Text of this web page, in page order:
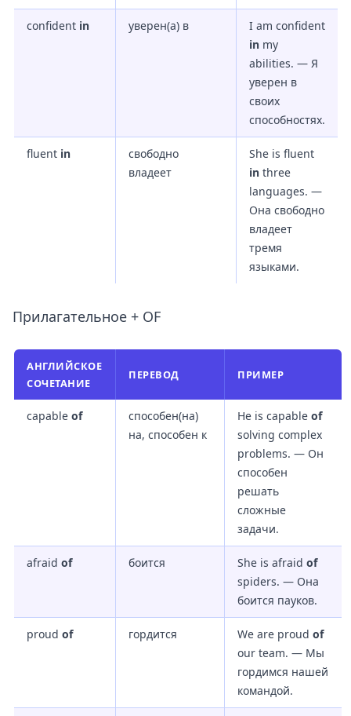
confident in уверен(а) в
I am confident
in my
abilities. — Я
уверен в
своих
способностях.
fluent in
свободно
владеет
She is fluent
in three
languages. —
Она свободно
владеет
тремя
языками.
Прилагательное + OF
АНГЛИЙСКОЕ
СОЧЕТАНИЕ
ПЕРЕВОД ПРИМЕР
capable of
способен(на)
на, способен к
He is capable of
solving complex
problems. — Он
способен
решать
сложные
задачи.
afraid of боится She is afraid of
spiders. — Она
боится пауков.
proud of гордится We are proud of
our team. — Мы
гордимся нашей
командой.